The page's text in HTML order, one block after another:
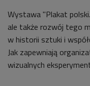
Wystawa "Plakat
ale także rozwój tego
w historii sztuki i
Jak zapewniają
wizualnych